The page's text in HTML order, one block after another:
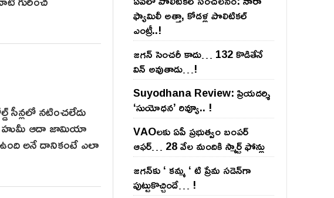
సీన్లలో నటించలేదు
, హుమీ ఆదా జామియా
అనే దానికంటే ఎలా
ఫ్యామిలీ అత్తా, కోడ‌ళ్ల పొలిటికల్
ఎంట్రీ..!
జ‌గ‌న్ సెంచ‌రీ కాదు… 132 కొడితేనే
విన్ అవుతాడు…!
Suyodhana Review: ప్రియదర్శి
‘సుయోధన’ రివ్యూ.. !
VAOల‌కు ఏపీ ప్ర‌భుత్వం బంప‌ర్
ఆఫ‌ర్‌… 28 వేల మందికి స్మార్ట్ ఫోన్లు
జ‌గ‌న్‌కు ‘ క‌మ్మ ‘ టి ప్రేమ స‌డెన్‌గా
పుట్టుకొచ్చిందే… !